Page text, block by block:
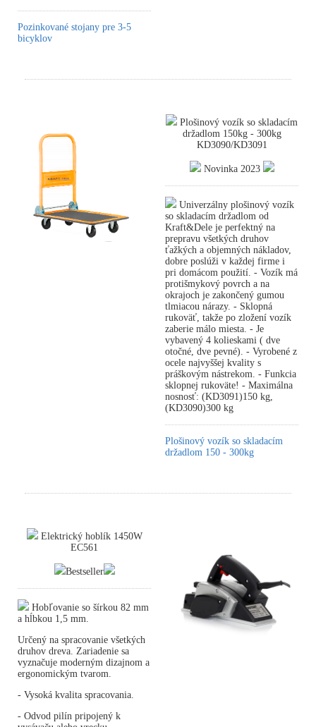
Pozinkované stojany pre 3-5
bicyklov
Plošinový vozík so skladacím
držadlom 150kg - 300kg
KD3090/KD3091
Novinka 2023
Univerzálny plošinový vozík
so skladacím držadlom od
Kraft&Dele je perfektný na
prepravu všetkých druhov
ťažkých a objemných nákladov,
dobre poslúži v každej firme i
pri domácom použití. - Vozík má
protišmykový povrch a na
okrajoch je zakončený gumou
tlmiacou nárazy. - Sklopná
rukoväť, takže po zložení vozík
zaberie málo miesta. - Je
vybavený 4 kolieskami ( dve
otočné, dve pevné). - Vyrobené z
ocele najvyššej kvality s
práškovým nástrekom. - Funkcia
sklopnej rukoväte! - Maximálna
nosnosť: (KD3091)150 kg,
(KD3090)300 kg
Plošinový vozík so skladacím
držadlom 150 - 300kg
Elektrický hoblík 1450W
EC561
Bestseller
Hobľovanie so šírkou 82 mm
a hĺbkou 1,5 mm.
Určený na spracovanie všetkých
druhov dreva. Zariadenie sa
vyznačuje moderným dizajnom a
ergonomickým tvarom.
- Vysoká kvalita spracovania.
- Odvod pilín pripojený k